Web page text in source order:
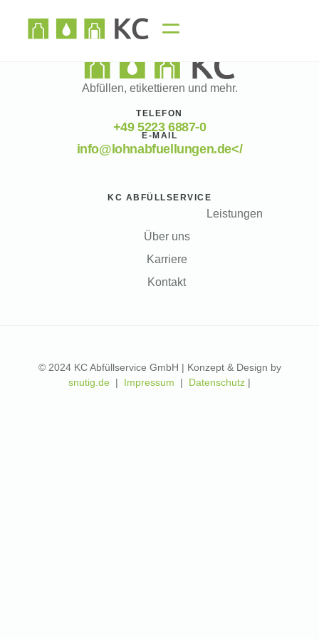
Abfüllen, etikettieren und mehr.
TELEFON
+49 5223 6887-0
E-MAIL
info@lohnabfuellungen.de</
KC ABFÜLLSERVICE
Leistungen
Über uns
Karriere
Kontakt
© 2024 KC Abfüllservice GmbH | Konzept & Design by
snutig.de | Impressum | Datenschutz |